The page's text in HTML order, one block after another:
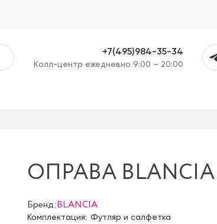
+7(495)984-35-34
Kолл-центр ежедневно 9:00 – 20:00
ОПРАВА BLANCIA
Бренд:BLANCIA
Комплектация: Футляр и салфетка